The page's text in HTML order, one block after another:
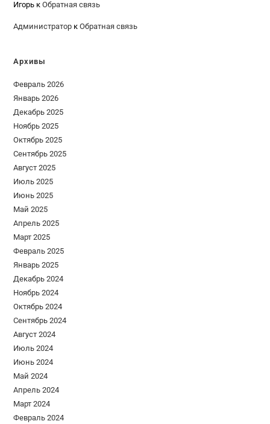
Игорь кОбратная связь
Администратор кОбратная связь
Архивы
Февраль 2026
Январь 2026
Декабрь 2025
Ноябрь 2025
Октябрь 2025
Сентябрь 2025
Август 2025
Июль 2025
Июнь 2025
Май 2025
Апрель 2025
Март 2025
Февраль 2025
Январь 2025
Декабрь 2024
Ноябрь 2024
Октябрь 2024
Сентябрь 2024
Август 2024
Июль 2024
Июнь 2024
Май 2024
Апрель 2024
Март 2024
Февраль 2024